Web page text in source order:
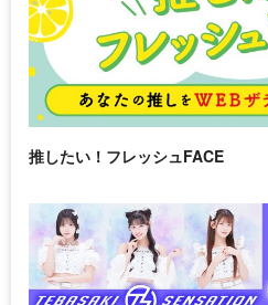
推したい！フレッシュFACE